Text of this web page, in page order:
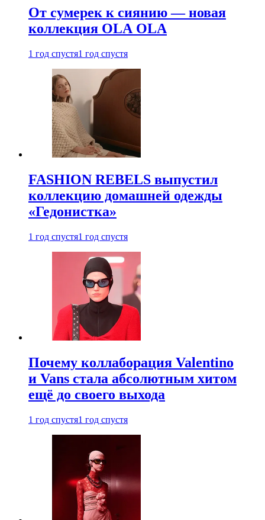
От сумерек к сиянию — новая
коллекция OLA OLA
1 год спустя1 год спустя
FASHION REBELS выпустил
коллекцию домашней одежды
«Гедонистка»
1 год спустя1 год спустя
Почему коллаборация Valentino
и Vans стала абсолютным хитом
ещё до своего выхода
1 год спустя1 год спустя